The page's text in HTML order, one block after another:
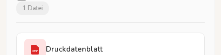
1 Datei
PDF Druckdatenblatt